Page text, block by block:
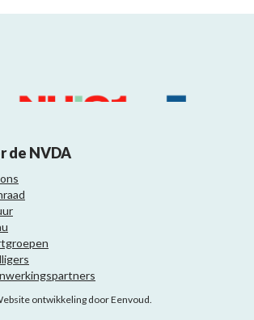
de NVDA
ontwikkeling door Eenvoud.